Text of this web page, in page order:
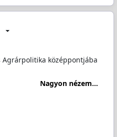
Agrárpolitika középpontjába
Nagyon nézem...